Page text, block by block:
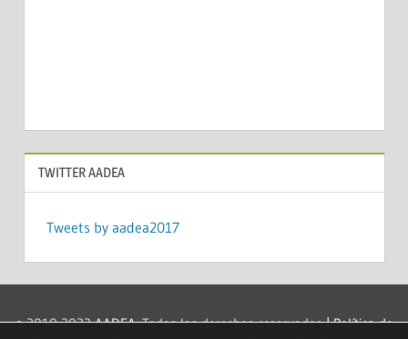
TWITTER AADEA
Tweets by aadea2017
© 2010-2022AADEA. Todos los derechos reservados| Política de